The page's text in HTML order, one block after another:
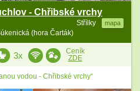
- Chřibské vrchy
Střílky mapa
(hora Čarták)
3x
Ceník
ZDE
vodou - Chřibské vrchy“